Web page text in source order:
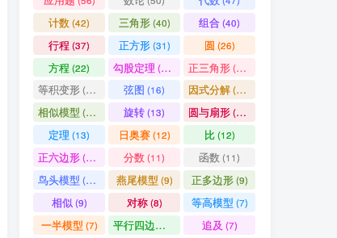
计数(42) 三角形(40) 组合(40)
行程 (37) 正方形(31) 圆 (26)
方程 (22) 勾股定理 (19) 正三角形(19)
等积变形(18) 弦图 (16) 因式分解(15)
相似模型 (14) 旋转(13) 圆与扇形(13)
定理 (13) 日奥赛(12) 比(12)
正六边形(11) 分数(11) 函数(11)
鸟头模型 (10) 燕尾模型 (9) 正多边形(9)
相似 (9) 对称(8) 等高模型 (7)
一半模型 (7) 平行四边形 追及 (7)
(108) (76)
(58)
(56)
(50)
(47)
(42)
(40)
(40)
(37)
(31)
(26)
(22)
(19)
(19)
(18)
(16)
(15)
(14)
(13)
(13)
(13)
(12)
(12)
(11)
(11)
(11)
(10)
(9)
(9)